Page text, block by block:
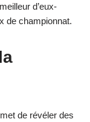
d’eux-
de championnat.
de révéler des